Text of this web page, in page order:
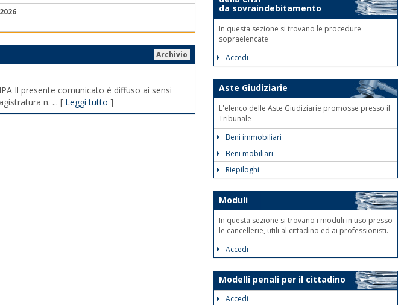
Archivio
Il presente comunicato è diffuso ai sensi
n. ... [ Leggi tutto ]
da sovraindebitamento
In questa sezione si trovano le procedure
sopraelencate
Accedi
Aste Giudiziarie
L'elenco delle Aste Giudiziarie promosse presso il
Tribunale
Beni immobiliari
Beni mobiliari
Riepiloghi
Moduli
In questa sezione si trovano i moduli in uso presso
le cancellerie, utili al cittadino ed ai professionisti.
Accedi
Modelli penali per il cittadino
Accedi